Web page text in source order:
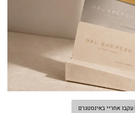
עקבו אחריי באינסטגרם